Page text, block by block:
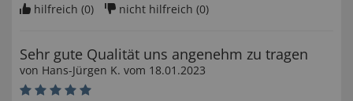
hilfreich (0) nicht hilfreich (0)
Sehr gute Qualität uns angenehm zu tragen
von Hans-Jürgen K. vom 18.01.2023